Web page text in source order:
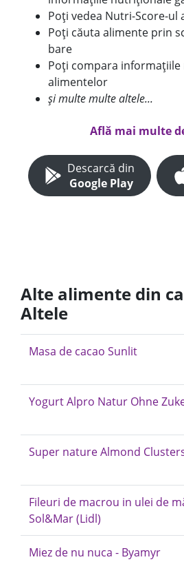
Poți vedea Nutri-Score-ul
Poți căuta alimente prin
bare
Poți compara
alimentelor
și multe multe altele...
Află mai multe
Descarcă din
Google Play
Alte alimente din
Altele
Masa de cacao Sunlit
Yogurt Alpro Natur Ohne
Super nature Almond
Fileuri de macrou in ulei de
Sol&Mar (Lidl)
Miez de nu nuca - Byamyr